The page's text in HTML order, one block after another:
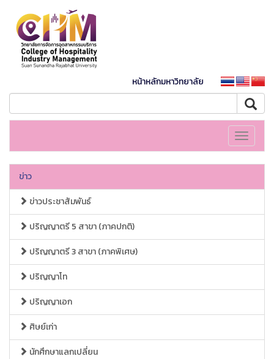
หน้าหลักมหาวิทยาลัย
Toggle
ข่าว
ข่าวประชาสัมพันธ์
ปริญญาตรี 5 สาขา (ภาคปกติ)
ปริญญาตรี 3 สาขา (ภาคพิเศษ)
ปริญญาโท
ปริญญาเอก
ศิษย์เก่า
นักศึกษาแลกเปลี่ยน